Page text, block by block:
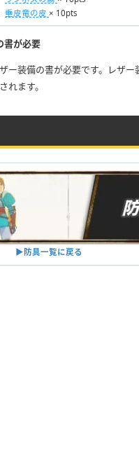
垂皮竜の皮 × 10pts
書が必要
ー装備の書が必要です。レザー
れます。
▶︎防具一覧に戻る